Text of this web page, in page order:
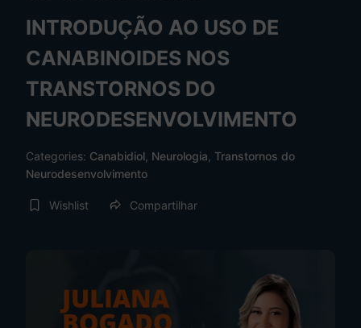
INTRODUÇÃO AO USO DE
CANABINOIDES NOS
TRANSTORNOS DO
NEURODESENVOLVIMENTO
Categories: Canabidiol Neurologia Transtornos do
Neurodesenvolvimento
Wishlist Compartilhar